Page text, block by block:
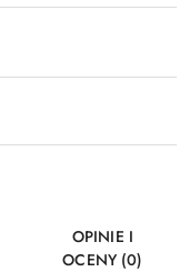
OPINIE I
OCENY (0)